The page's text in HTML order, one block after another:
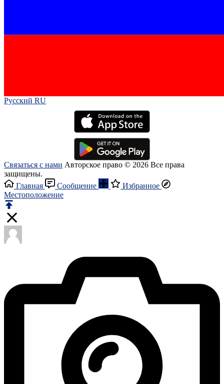
Русский RU‎
Связаться с нами Авторское право © 2026 Все права
защищены.
Главная
Сообщение
Избранное
Местоположение